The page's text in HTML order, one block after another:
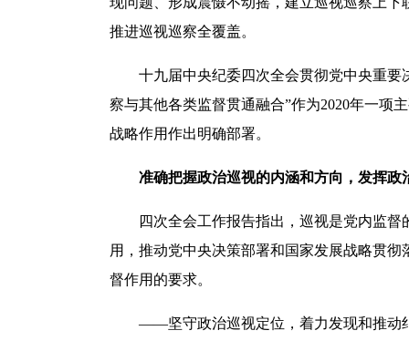
推进巡视巡察全覆盖。
十九届中央纪委四次全会贯彻党中央重要
察与其他各类监督贯通融合”作为2020年一项
战略作用作出明确部署。
准确把握政治巡视的内涵和方向，发挥政
四次全会工作报告指出，巡视是党内监督
用，推动党中央决策部署和国家发展战略贯
督作用的要求。
——坚守政治巡视定位，着力发现和推动